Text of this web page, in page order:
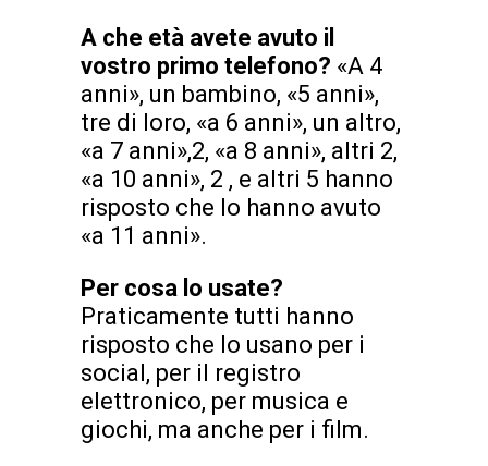
A che età avete avuto il
vostro primo telefono? «A 4
anni», un bambino, «5 anni»,
tre di loro, «a 6 anni», un altro,
«a 7 anni»,2, «a 8 anni», altri 2,
«a 10 anni», 2 , e altri 5 hanno
risposto che lo hanno avuto
«a 11 anni».
Per cosa lo usate?
Praticamente tutti hanno
risposto che lo usano per i
social, per il registro
elettronico, per musica e
giochi, ma anche per i film.